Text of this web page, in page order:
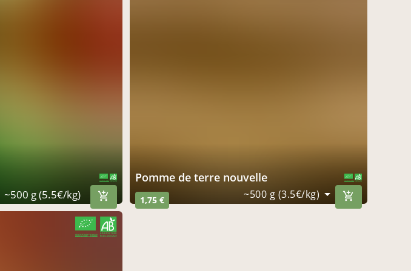
~500 g (5.5€/kg)
Pomme de terre nouvelle
1,75 € ~500 g (3.5€/kg)
CERTIFIÉ PAR FR-BIO-10
AGRICULTURE FRANCE